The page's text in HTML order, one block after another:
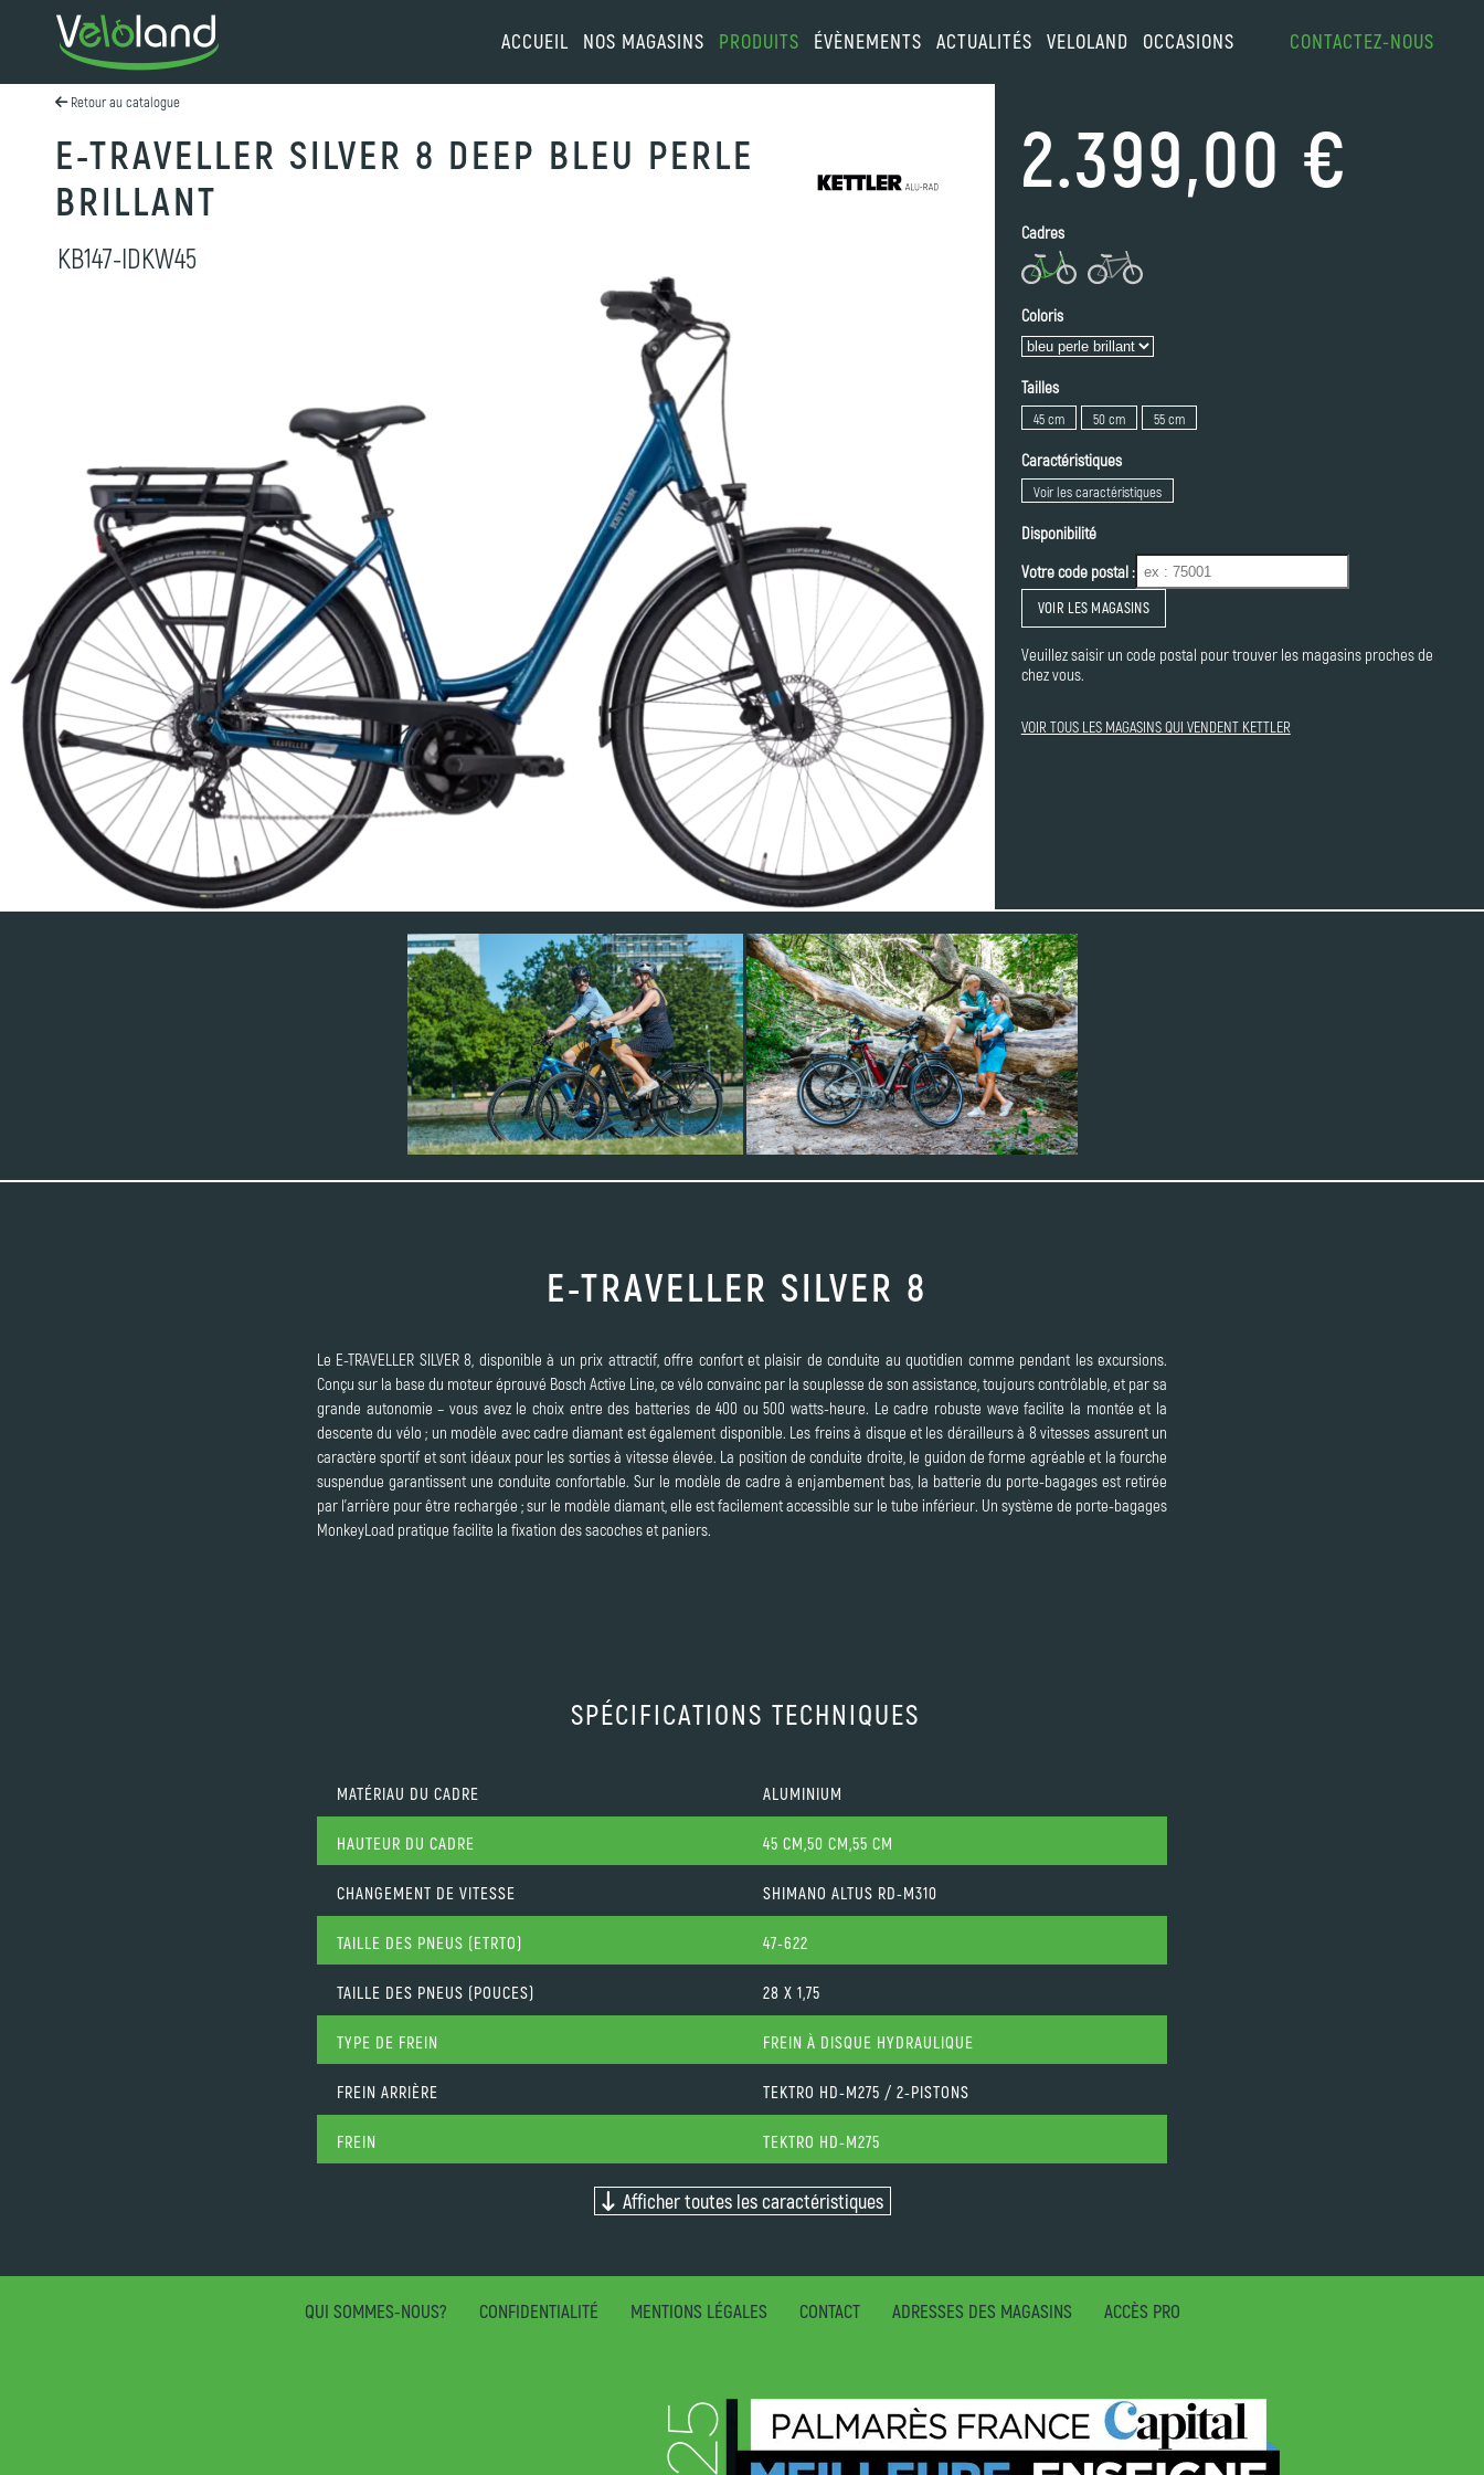
ACCUEIL NOS MAGASINS PRODUITS ÉVÈNEMENTS ACTUALITÉS VELOLAND OCCASIONS CONTACTEZ-NOUS
Retour au catalogue
E-TRAVELLER SILVER 8 DEEP BLEU PERLE
BRILLANT
KB147-IDKW45
2.399,00 €
Cadres
Coloris
Tailles
45 cm 50 cm 55 cm
Caractéristiques
Voir les caractéristiques
Disponibilité
Votre code postal :
VOIR LES MAGASINS
Veuillez saisir un code postal pour trouver les magasins proches de
chez vous.
VOIR TOUS LES MAGASINS QUI VENDENT KETTLER
E-TRAVELLER SILVER 8
Le E-TRAVELLER SILVER 8, disponible à un prix attractif, offre confort et plaisir de conduite au quotidien comme pendant les excursions.
Conçu sur la base du moteur éprouvé Bosch Active Line, ce vélo convainc par la souplesse de son assistance, toujours contrôlable, et par sa
grande autonomie – vous avez le choix entre des batteries de 400 ou 500 watts-heure. Le cadre robuste wave facilite la montée et la
descente du vélo ; un modèle avec cadre diamant est également disponible. Les freins à disque et les dérailleurs à 8 vitesses assurent un
caractère sportif et sont idéaux pour les sorties à vitesse élevée. La position de conduite droite, le guidon de forme agréable et la fourche
suspendue garantissent une conduite confortable. Sur le modèle de cadre à enjambement bas, la batterie du porte-bagages est retirée
par l’arrière pour être rechargée ; sur le modèle diamant, elle est facilement accessible sur le tube inférieur. Un système de porte-bagages
MonkeyLoad pratique facilite la fixation des sacoches et paniers.
SPÉCIFICATIONS TECHNIQUES
MATÉRIAU DU CADRE ALUMINIUM
HAUTEUR DU CADRE 45 CM,50 CM,55 CM
CHANGEMENT DE VITESSE SHIMANO ALTUS RD-M310
TAILLE DES PNEUS (ETRTO) 47-622
TAILLE DES PNEUS (POUCES) 28 X 1,75
TYPE DE FREIN FREIN À DISQUE HYDRAULIQUE
FREIN ARRIÈRE TEKTRO HD-M275 / 2-PISTONS
FREIN TEKTRO HD-M275
Afficher toutes les caractéristiques
QUI SOMMES-NOUS? CONFIDENTIALITÉ MENTIONS LÉGALES CONTACT ADRESSES DES MAGASINS ACCÈS PRO